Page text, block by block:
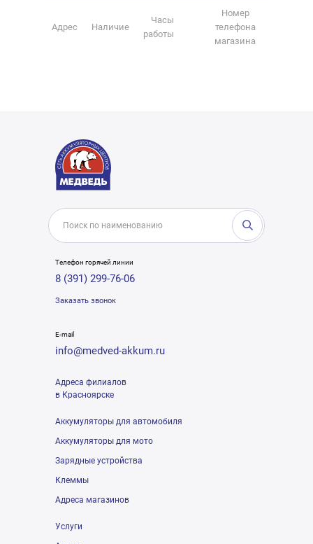
Адрес Наличие
Часы
работы
Номер
телефона
магазина
Телефон горячей линии
8 (391) 299-76-06
Заказать звонок
E-mail
info@medved-akkum.ru
Адреса филиалов
в Красноярске
Аккумуляторы для автомобиля
Аккумуляторы для мото
Зарядные устройства
Клеммы
Адреса магазинов
Услуги